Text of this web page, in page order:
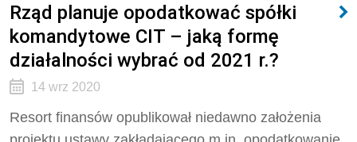
Rząd planuje opodatkować spółki
komandytowe CIT – jaką formę
działalności wybrać od 2021 r.?
14 wrz 2020
Resort finansów opublikował niedawno założenia